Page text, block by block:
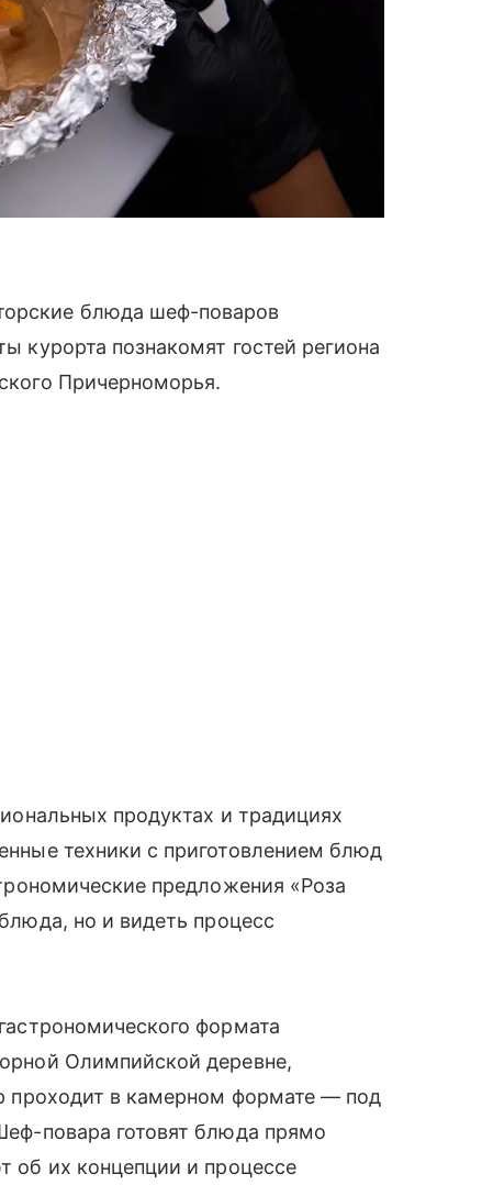
блюда шеф-поваров
курорта познакомят гостей региона
Причерноморья.
продуктах и традициях
техники с приготовлением блюд
предложения «Роза
но и видеть процесс
формата
Олимпийской деревне,
проходит в камерном формате — под
повара готовят блюда прямо
об их концепции и процессе